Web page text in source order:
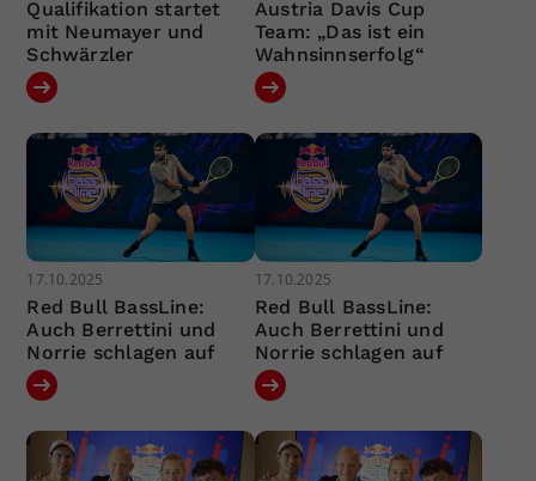
Qualifikation startet
mit Neumayer und
Schwärzler
Austria Davis Cup
Team: „Das ist ein
Wahnsinnserfolg“
17.10.2025
Red Bull BassLine:
Auch Berrettini und
Norrie schlagen auf
17.10.2025
Red Bull BassLine:
Auch Berrettini und
Norrie schlagen auf